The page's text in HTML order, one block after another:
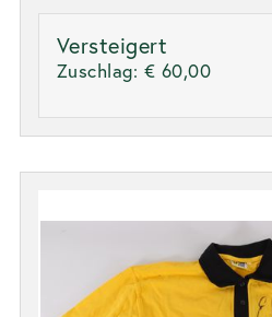
Versteigert
Zuschlag: € 60,00